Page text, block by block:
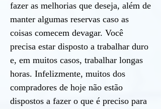
fazer as melhorias que deseja, além de
manter algumas reservas caso as
coisas comecem devagar. Você
precisa estar disposto a trabalhar duro
e, em muitos casos, trabalhar longas
horas. Infelizmente, muitos dos
compradores de hoje não estão
dispostos a fazer o que é preciso para